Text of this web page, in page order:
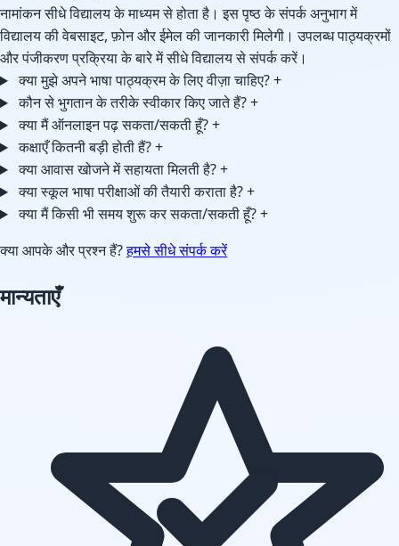
नामांकन सीधे विद्यालय के माध्यम से होता है। इस पृष्ठ के संपर्क अनुभाग में
विद्यालय की वेबसाइट, फ़ोन और ईमेल की जानकारी मिलेगी। उपलब्ध पाठ्यक्रमों
और पंजीकरण प्रक्रिया के बारे में सीधे विद्यालय से संपर्क करें।
क्या मुझे अपने भाषा पाठ्यक्रम के लिए वीज़ा चाहिए?+
कौन से भुगतान के तरीके स्वीकार किए जाते हैं?+
क्या मैं ऑनलाइन पढ़ सकता/सकती हूँ?+
कक्षाएँ कितनी बड़ी होती हैं?+
क्या आवास खोजने में सहायता मिलती है?+
क्या स्कूल भाषा परीक्षाओं की तैयारी कराता है?+
क्या मैं किसी भी समय शुरू कर सकता/सकती हूँ?+
क्या आपके और प्रश्न हैं?हमसे सीधे संपर्क करें
मान्यताएँ